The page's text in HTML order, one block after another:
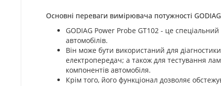
Основні переваги вимірювача потужності
GODIAG Power Probe GT102 - це
автомобілів.
Він може бути використаний для
електропередач; а також для тестування
компонентів автомобіля.
Крім того, його функціонал дозволяє